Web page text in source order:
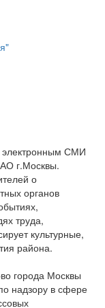
электронным СМИ
г.Москвы.
о
органов
труда,
культурные,
района.
города Москвы
надзору в сфере